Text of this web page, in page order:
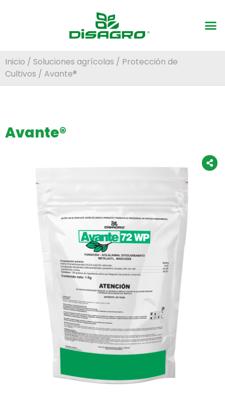
Inicio / Soluciones agrícolas / Protección de
Cultivos / Avante®
Avante®